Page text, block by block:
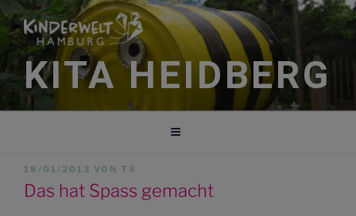
Zum
Inhalt
springen
KITA HEIDBERG
VERÖFFENTLICHT
AM
18/01/2013 VON TS
Das hat Spass gemacht